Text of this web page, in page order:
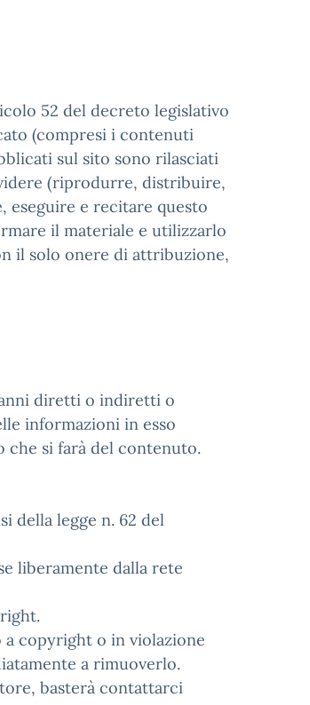
52 del decreto legislativo
(compresi i contenuti
sul sito sono rilasciati
(riprodurre, distribuire,
eseguire e recitare questo
il materiale e utilizzarlo
il solo onere di attribuzione,
diretti o indiretti o
informazioni in esso
che si farà del contenuto.
della legge n. 62 del
liberamente dalla rete
copyright o in violazione
a rimuoverlo.
basterà contattarci